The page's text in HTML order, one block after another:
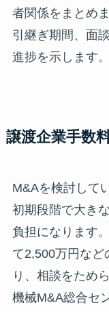
者関係をまとめ
引継ぎ期間、面
進捗を示します。
譲渡企業手数
M&Aを検討して
初期段階で大き
負担になります
て2,500万円など
り、相談をため
機械M&A総合セ